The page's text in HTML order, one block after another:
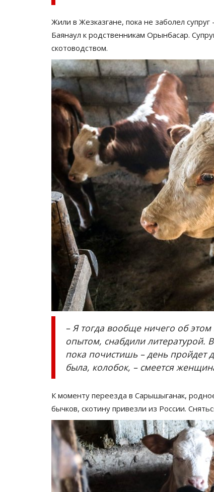
Жили в Жезказгане, пока не заболел
Баянаул к родственникам Орынбасар.
скотоводством.
– Я тогда вообще ничего об
опытом, снабдили литературой.
пока почистишь – день пройдет
была, колобок, – смеется
К моменту переезда в Сарышыганак,
бычков, скотину привезли из России.